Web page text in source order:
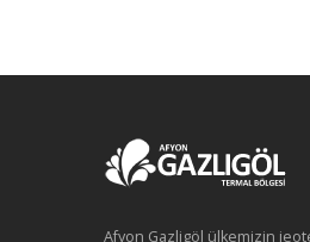
Afyon Gazligöl ülkemizin